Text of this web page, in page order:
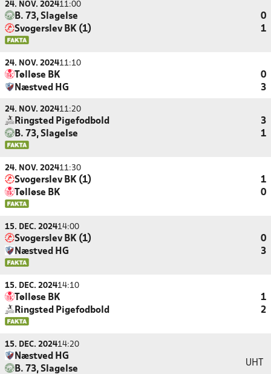
24. NOV. 202411:00
B. 73, Slagelse
0
Svogerslev BK (1)
1
24. NOV. 202411:10
Tølløse BK
0
Næstved HG
3
24. NOV. 202411:20
Ringsted Pigefodbold
3
B. 73, Slagelse
1
24. NOV. 202411:30
Svogerslev BK (1)
1
Tølløse BK
0
15. DEC. 202414:00
Svogerslev BK (1)
0
Næstved HG
3
15. DEC. 202414:10
Tølløse BK
1
Ringsted Pigefodbold
2
15. DEC. 202414:20
Næstved HG
B. 73, Slagelse
UHT